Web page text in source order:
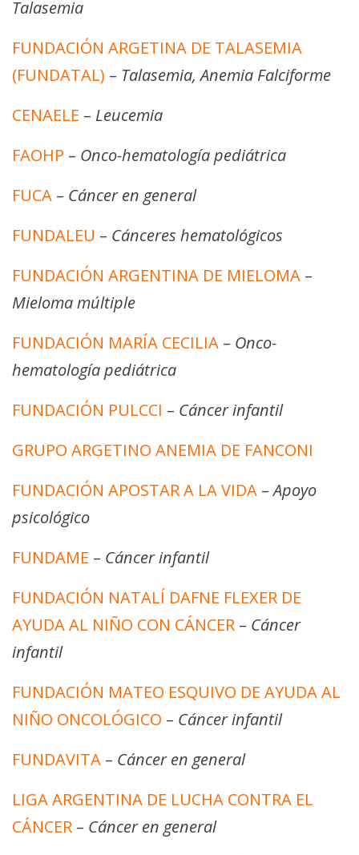
Talasemia
FUNDACIÓN ARGETINA DE TALASEMIA
(FUNDATAL) – Talasemia, Anemia Falciforme
CENAELE – Leucemia
FAOHP – Onco-hematología pediátrica
FUCA – Cáncer en general
FUNDALEU – Cánceres hematológicos
FUNDACIÓN ARGENTINA DE MIELOMA –
Mieloma múltiple
FUNDACIÓN MARÍA CECILIA – Onco-
hematología pediátrica
FUNDACIÓN PULCCI – Cáncer infantil
GRUPO ARGETINO ANEMIA DE FANCONI
FUNDACIÓN APOSTAR A LA VIDA –Apoyo
psicológico
FUNDAME – Cáncer infantil
FUNDACIÓN NATALÍ DAFNE FLEXER DE
AYUDA AL NIÑO CON CÁNCER – Cáncer
infantil
FUNDACIÓN MATEO ESQUIVO DE AYUDA AL
NIÑO ONCOLÓGICO – Cáncer infantil
FUNDAVITA – Cáncer en general
LIGA ARGENTINA DE LUCHA CONTRA EL
CÁNCER – Cáncer en general